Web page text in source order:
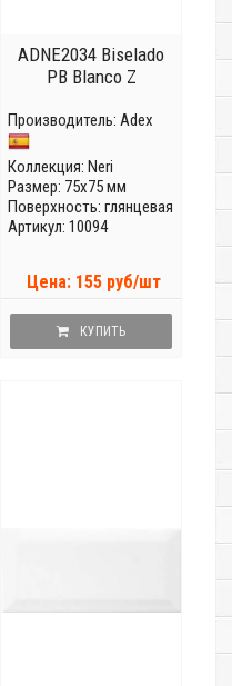
ADNE2034 Biselado
PB Blanco Z
Производитель: Adex
Коллекция: Neri
Размер: 75x75 мм
Поверхность: глянцевая
Артикул: 10094
Цена: 155 руб/шт
КУПИТЬ